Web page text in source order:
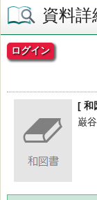
資料詳
ログイン
[ 和
巌